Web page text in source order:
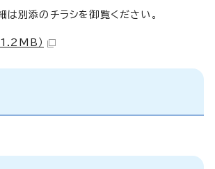
別添のチラシを御覧ください。
）